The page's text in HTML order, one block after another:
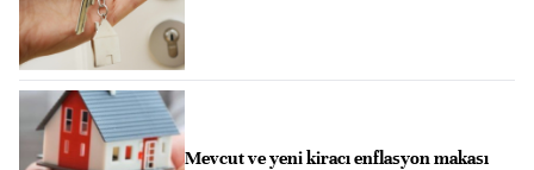
Mevcut ve yeni kiracı enflasyon makası